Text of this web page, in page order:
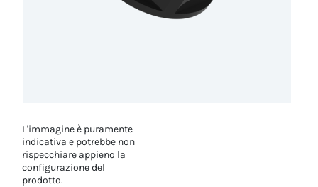
L'immagine è puramente
indicativa e potrebbe non
rispecchiare appieno la
configurazione del
prodotto.